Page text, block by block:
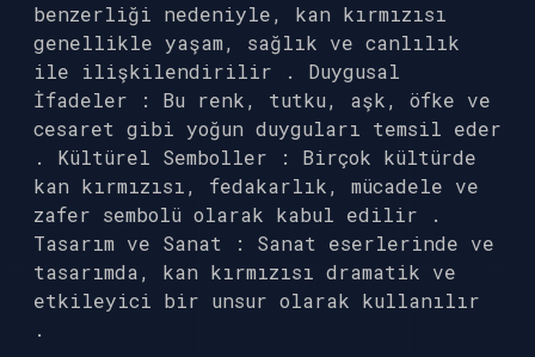
benzerliği nedeniyle, kan kırmızısı
genellikle yaşam, sağlık ve canlılık
ile ilişkilendirilir . Duygusal
İfadeler : Bu renk, tutku, aşk, öfke ve
cesaret gibi yoğun duyguları temsil eder
. Kültürel Semboller : Birçok kültürde
kan kırmızısı, fedakarlık, mücadele ve
zafer sembolü olarak kabul edilir .
Tasarım ve Sanat : Sanat eserlerinde ve
tasarımda, kan kırmızısı dramatik ve
etkileyici bir unsur olarak kullanılır
.